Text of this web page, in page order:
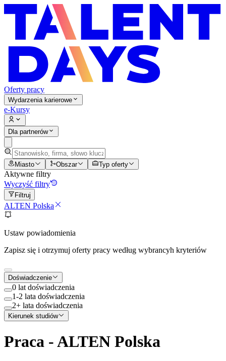
Oferty pracy
Wydarzenia karierowe
e-Kursy
Dla partnerów
Miasto Obszar Typ oferty
Aktywne filtry
Wyczyść filtry
Filtruj
ALTEN Polska
Ustaw powiadomienia
Zapisz się i otrzymuj oferty pracy według wybrancyh kryteriów
Doświadczenie
0 lat doświadczenia
1-2 lata doświadczenia
2+ lata doświadczenia
Kierunek studiów
Praca - ALTEN Polska